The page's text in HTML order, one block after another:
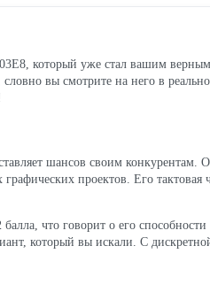
который уже стал вашим
вы смотрите на него в
шансов своим
проектов. Его тактовая
что говорит о его
который вы искали. С